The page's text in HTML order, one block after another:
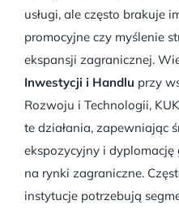
usługi, ale często brakuje
promocyjne czy myślenie
ekspansji zagranicznej.
Inwestycji i Handlu przy
Rozwoju i Technologii,
te działania, zapewniając
ekspozycyjny i dyplomację
na rynki zagraniczne.
instytucje potrzebują